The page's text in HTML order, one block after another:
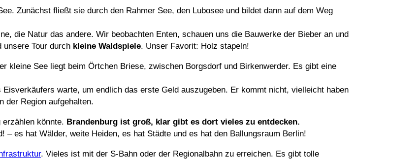
Zunächst fließt sie durch den Rahmer See, den Lubosee und bildet dann auf dem Weg
die Natur das andere. Wir beobachten Enten, schauen uns die Bauwerke der Bieber an und
Tour durch kleine Waldspiele. Unser Favorit: Holz stapeln!
kleine See liegt beim Örtchen Briese, zwischen Borgsdorf und Birkenwerder. Es gibt eine
warte, um endlich das erste Geld auszugeben. Er kommt nicht, vielleicht haben
der Region aufgehalten.
könnte. Brandenburg ist groß, klar gibt es dort vieles zu entdecken.
es hat Wälder, weite Heiden, es hat Städte und es hat den Ballungsraum Berlin!
. Vieles ist mit der S-Bahn oder der Regionalbahn zu erreichen. Es gibt tolle